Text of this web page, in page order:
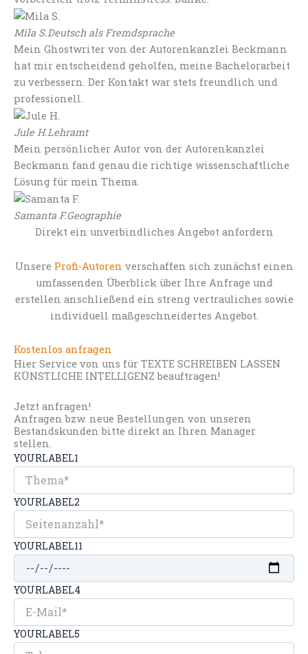
Mila S.Deutsch als Fremdsprache
Mein Ghostwriter von der Autorenkanzlei Beckmann
hat mir entscheidend geholfen, meine Bachelorarbeit
zu verbessern. Der Kontakt war stets freundlich und
professionell.
Jule H.Lehramt
Mein persönlicher Autor von der Autorenkanzlei
Beckmann fand genau die richtige wissenschaftliche
Lösung für mein Thema.
Samanta F.Geographie
Direkt ein unverbindliches Angebot anfordern
Unsere Profi-Autoren verschaffen sich zunächst einen
umfassenden Überblick über Ihre Anfrage und
erstellen anschließend ein streng vertrauliches sowie
individuell maßgeschneidertes Angebot.
Kostenlos anfragen
Hier Service von uns für TEXTE SCHREIBEN LASSEN
KÜNSTLICHE INTELLIGENZ beauftragen!
Jetzt anfragen!
Anfragen bzw. neue Bestellungen von unseren
Bestandskunden bitte direkt an Ihren Manager
stellen.
YOURLABEL1
YOURLABEL2
YOURLABEL11
YOURLABEL4
YOURLABEL5